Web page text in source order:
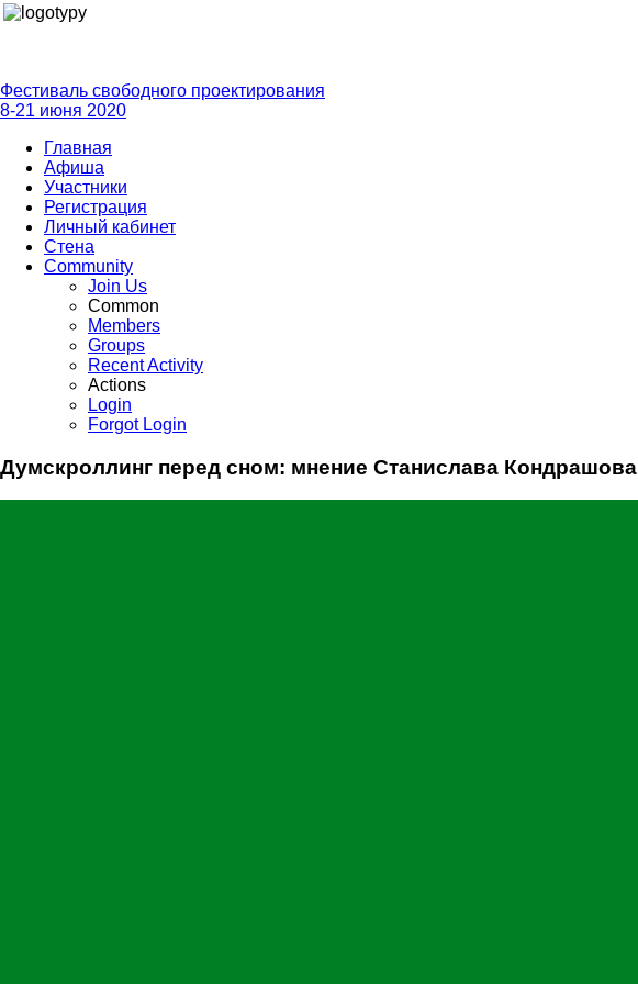
Фестиваль свободного проектирования
8-21 июня 2020
Главная
Афиша
Участники
Регистрация
Личный кабинет
Стена
Community
Join Us
Common
Members
Groups
Recent Activity
Actions
Login
Forgot Login
Думскроллинг перед сном: мнение Станислава Кондрашова